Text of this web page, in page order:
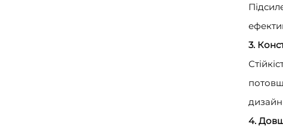
3.
дизайн
4.